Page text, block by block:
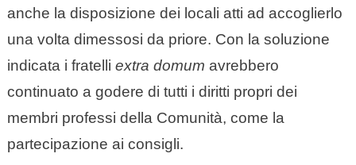
anche la disposizione dei locali atti ad accoglierlo
una volta dimessosi da priore. Con la soluzione
indicata i fratelli extra domum avrebbero
continuato a godere di tutti i diritti propri dei
membri professi della Comunità, come la
partecipazione ai consigli.